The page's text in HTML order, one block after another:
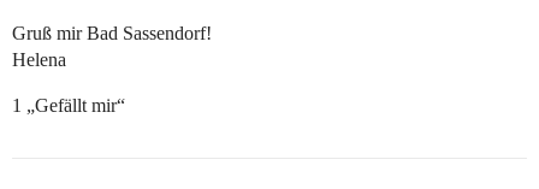
Gruß mir Bad Sassendorf!
Helena
1 „Gefällt mir“